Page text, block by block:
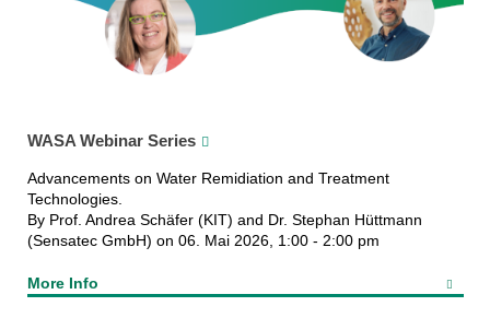
WASA Webinar Series
Advancements on Water Remidiation and Treatment
Technologies.
By Prof. Andrea Schäfer (KIT) and Dr. Stephan Hüttmann
(Sensatec GmbH) on 06. Mai 2026, 1:00 - 2:00 pm
More Info